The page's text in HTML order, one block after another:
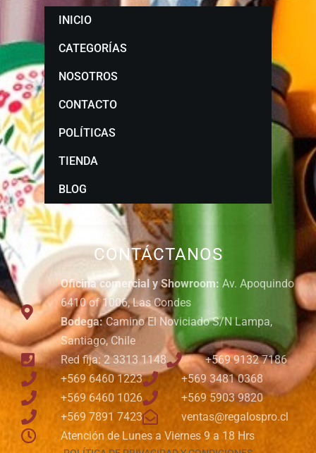
CONTÁCTANOS
Oficina comercial y Showroom: Av. Apoquindo
6410 of 1006, Las Condes
Bodega:Camino El Noviciado S/N Lampa,
Santiago, Chile
Red fija: 2 3313 1148
+569 9132 7186
+569 6460 1223
+569 3481 0368
+569 6460 1026
+569 5903 9820
+569 7891 7423
ventas@regalospro.cl
Atención de Lunes a Viernes 9 a 18 Hrs
INICIO
CATEGORÍAS
NOSOTROS
CONTACTO
POLÍTICAS
TIENDA
BLOG